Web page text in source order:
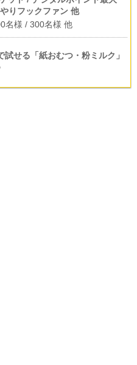
りフックファン 他
名様 / 300名様 他
せる「紙おむつ・粉ミルク」